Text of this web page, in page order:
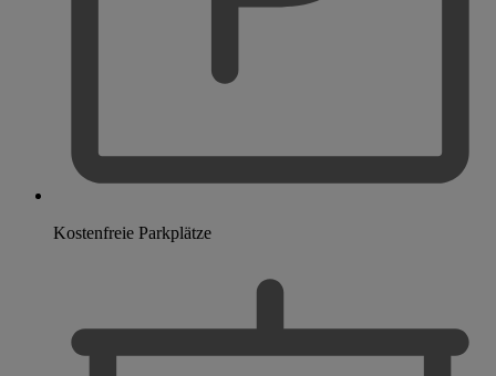
Kostenfreie Parkplätze